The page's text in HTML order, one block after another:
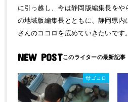
に引っ越し、今は静岡版編集長を
の地域版編集長とともに、静岡県
さんのココロを広めていきたいです。
NEW POST
母ゴコロ